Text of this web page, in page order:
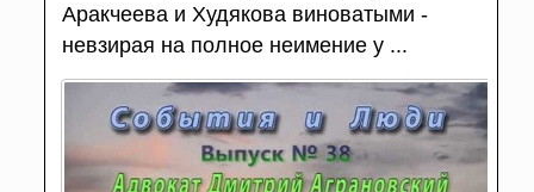
Аракчеева и Худякова виноватыми -
невзирая на полное неимение у ...